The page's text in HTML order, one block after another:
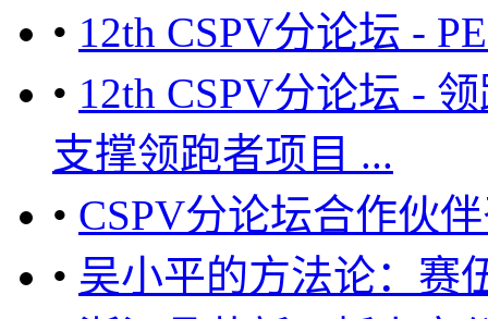
• 12th CSPV分论坛 -
• 12th CSPV分论坛 -
支撑领跑者项目 ...
• CSPV分论坛合作伙
• 吴小平的方法论：赛